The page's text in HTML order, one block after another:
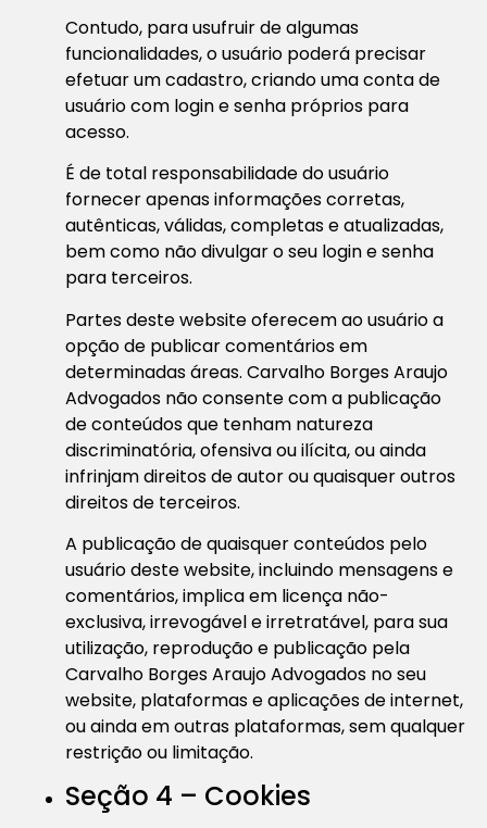
Contudo, para usufruir de algumas
funcionalidades, o usuário poderá precisar
efetuar um cadastro, criando uma conta de
usuário com login e senha próprios para
acesso.
É de total responsabilidade do usuário
fornecer apenas informações corretas,
autênticas, válidas, completas e atualizadas,
bem como não divulgar o seu login e senha
para terceiros.
Partes deste website oferecem ao usuário a
opção de publicar comentários em
determinadas áreas. Carvalho Borges Araujo
Advogados não consente com a publicação
de conteúdos que tenham natureza
discriminatória, ofensiva ou ilícita, ou ainda
infrinjam direitos de autor ou quaisquer outros
direitos de terceiros.
A publicação de quaisquer conteúdos pelo
usuário deste website, incluindo mensagens e
comentários, implica em licença não-
exclusiva, irrevogável e irretratável, para sua
utilização, reprodução e publicação pela
Carvalho Borges Araujo Advogados no seu
website, plataformas e aplicações de internet,
ou ainda em outras plataformas, sem qualquer
restrição ou limitação.
Seção 4 – Cookies